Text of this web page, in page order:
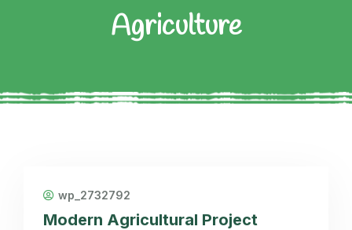
Agriculture
wp_2732792
Modern Agricultural Project